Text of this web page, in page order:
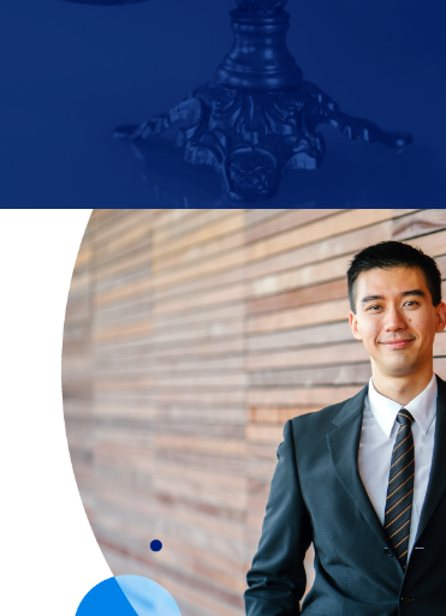
para fundamentar la toma de
en que actúa el Derecho.
y su aplicabilidad.
lenguaje y redacción jurídica.
de las leyes vigentes.
errores en la refutación de la misma.
disciplinas del Derecho.